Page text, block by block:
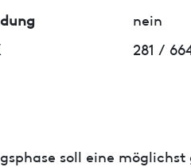
nein
281 /
soll eine